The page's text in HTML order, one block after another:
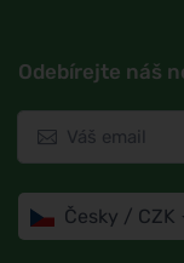
Odebírejte náš
Česky / CZK